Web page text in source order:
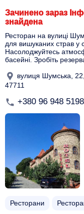
Зачинено зараз
знайдена
Ресторан на вулиці
для вишуканих страв у
Насолоджуйтесь
басейні. Зробіть
вулиця Шумська, 22,
47711
+380 96 948 5198
Ресторани